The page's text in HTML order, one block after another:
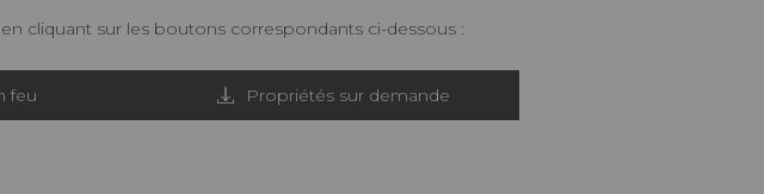
cliquant sur les boutons correspondants ci-dessous :
feu Propriétés sur demande